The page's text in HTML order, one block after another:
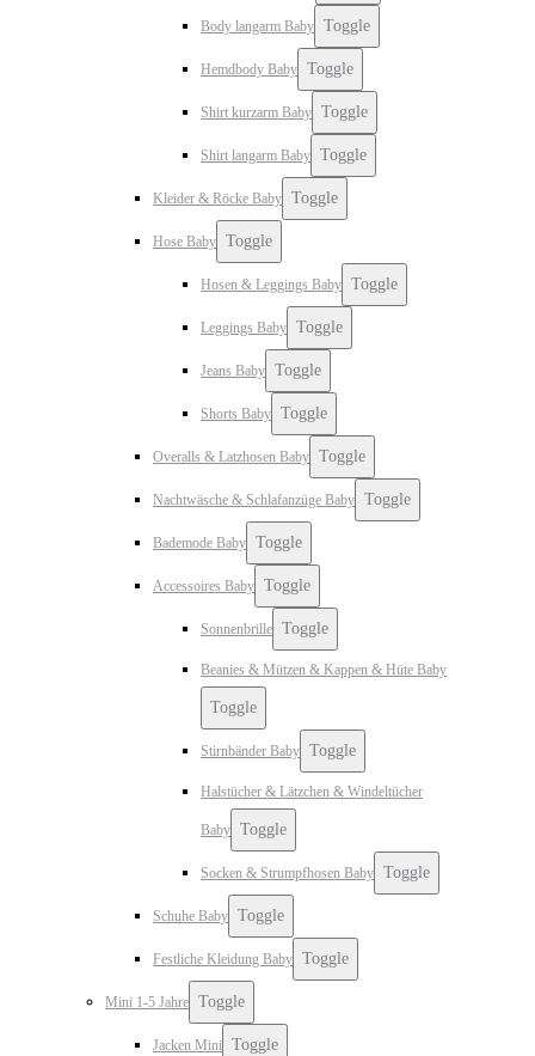
Body langarm Baby Toggle
Hemdbody Baby Toggle
Shirt kurzarm Baby Toggle
Shirt langarm Baby Toggle
Kleider & Röcke Baby Toggle
Hose Baby Toggle
Hosen & Leggings Baby Toggle
Leggings Baby Toggle
Jeans Baby Toggle
Shorts Baby Toggle
Overalls & Latzhosen Baby Toggle
Nachtwäsche & Schlafanzüge Baby Toggle
Bademode Baby Toggle
Accessoires Baby Toggle
Sonnenbrille Toggle
Beanies & Mützen & Kappen & Hüte Baby
Toggle
Stirnbänder Baby Toggle
Halstücher & Lätzchen & Windeltücher
Baby Toggle
Socken & Strumpfhosen Baby Toggle
Schuhe Baby Toggle
Festliche Kleidung Baby Toggle
Mini 1-5 Jahre Toggle
Jacken Mini Toggle